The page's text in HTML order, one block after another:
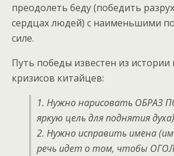
преодолеть беду (победить
сердцах людей) с наименьшими
силе.
Путь победы известен из истории
кризисов китайцев:
1. Нужно нарисовать ОБРАЗ
яркую цель для поднятия
2. Нужно исправить имена
речь идет о том, чтобы